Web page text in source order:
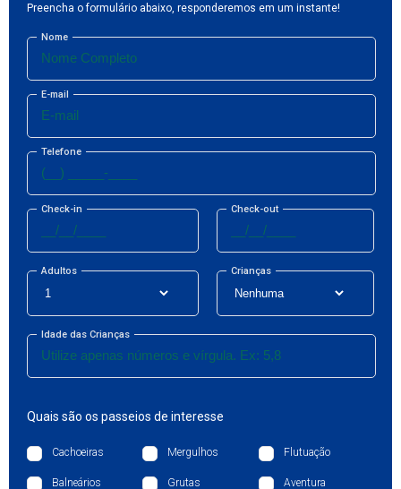
Preencha o formulário abaixo, responderemos em um instante!
Nome
E-mail
Telefone
Check-in Check-out
Adultos Crianças
Idade das Crianças
Quais são os passeios de interesse
Cachoeiras Mergulhos Flutuação
Balneários Grutas Aventura